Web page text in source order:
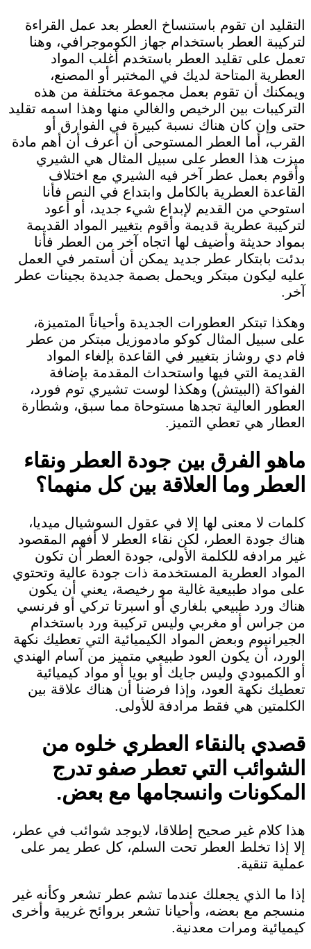
التقليد ان تقوم باستنساخ العطر بعد عمل القراءة
لتركيبة العطر باستخدام جهاز الكوموجرافي، وهنا
تعمل على تقليد العطر باستخدم أغلب المواد
العطرية المتاحة لديك في المختبر أو المصنع،
ويمكنك أن تقوم بعمل مجموعة مختلفة من هذه
التركيبات بين الرخيص والغالي منها وهذا اسمه تقليد
حتى وإن كان هناك نسبة كبيرة في الفوارق أو
القرب، أما العطر المستوحى أن أعرف أن أهم مادة
ميزت هذا العطر على سبيل المثال هي الشيري
وأقوم بعمل عطر آخر فيه الشيري مع اختلاف
القاعدة العطرية بالكامل وابتداع في النص فأنا
استوحي من القديم لإبداع شيء جديد، أو أعود
لتركيبة عطرية قديمة وأقوم بتغيير المواد القديمة
بمواد حديثة وأضيف لها اتجاه آخر من العطر فأنا
بدئت بابتكار عطر جديد يمكن أن أستمر في العمل
عليه ليكون مبتكر ويحمل بصمة جديدة بجينات عطر
آخر.
وهكذا تبتكر العطورات الجديدة وأحياناً المتميزة،
على سبيل المثال كوكو مادموزيل مبتكر من عطر
فام دي روشاز بتغيير في القاعدة بإلغاء المواد
القديمة التي فيها واستحداث المقدمة بإضافة
الفواكة (البيتش) وهكذا لوست تشيري توم فورد،
العطور العالية تجدها مستوحاة مما سبق، وشطارة
العطار هي تعطي التميز.
ماهو الفرق بين جودة العطر ونقاء
العطر وما العلاقة بين كل منهما؟
كلمات لا معنى لها إلا في عقول السوشيال ميديا،
هناك جودة العطر، لكن نقاء العطر لا أفهم المقصود
غير مرادفه للكلمة الأولى، جودة العطر أن تكون
المواد العطرية المستخدمة ذات جودة عالية وتحتوي
على مواد طبيعية غالية مو رخيصة، يعني أن يكون
هناك ورد طبيعي بلغاري أو اسبرتا تركي أو فرنسي
من جراس أو مغربي وليس تركيبة ورد باستخدام
الجيرانيوم وبعض المواد الكيميائية التي تعطيك نكهة
الورد، أن يكون العود طبيعي متميز من آسام الهندي
أو الكمبودي وليس جايك أو بويا أو مواد كيميائية
تعطيك نكهة العود، وإذا فرضنا أن هناك علاقة بين
الكلمتين هي فقط مرادفة للأولى.
قصدي بالنقاء العطري خلوه من
الشوائب التي تعطر صفو تدرج
المكونات وانسجامها مع بعض.
هذا كلام غير صحيح إطلاقا، لايوجد شوائب في عطر،
إلا إذا تخلط العطر تحت السلم، كل عطر يمر على
عملية تنقية.
إذا ما الذي يجعلك عندما تشم عطر تشعر وكأنه غير
منسجم مع بعضه، وأحيانا تشعر بروائح غريبة وأخرى
كيميائية ومرات معدنية.